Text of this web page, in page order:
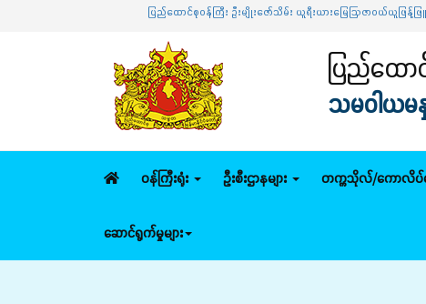
ပြည်ထောင်စုဝန်ကြီး ဦးမျိုးဇော်သိမ်း ယူရီးယားမြေဩဇာဝယ်ယူဖြန့်ဖြူးရောင်း
ပြည်ထေ
သမဝါယမ
ဝန်ကြီးရုံး ဦးစီးဌာနများ တက္ကသိုလ်/ကောလိပ်မ
ဆောင်ရွက်မှုများ